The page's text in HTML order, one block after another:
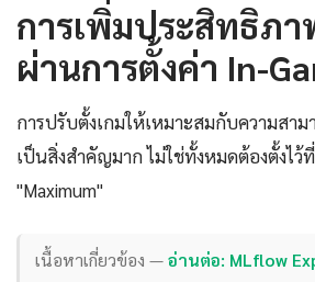
การเพิ่มประสิทธิภา
ผ่านการตั้งค่า In-
การปรับตั้งเกมให้เหมาะสมกับความสา
เป็นสิ่งสำคัญมาก ไม่ใช่ทั้งหมดต้องตั้งไว้
"Maximum"
เนื้อหาเกี่ยวข้อง —อ่านต่อ: MLflow